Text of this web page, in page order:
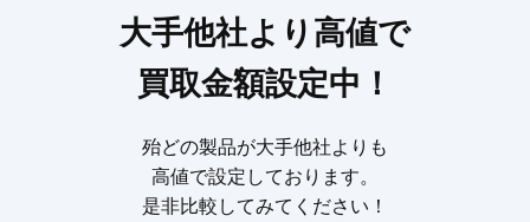
大手他社より高値で
買取金額設定中！
殆どの製品が大手他社よりも
高値で設定しております。
是非比較してみてください！